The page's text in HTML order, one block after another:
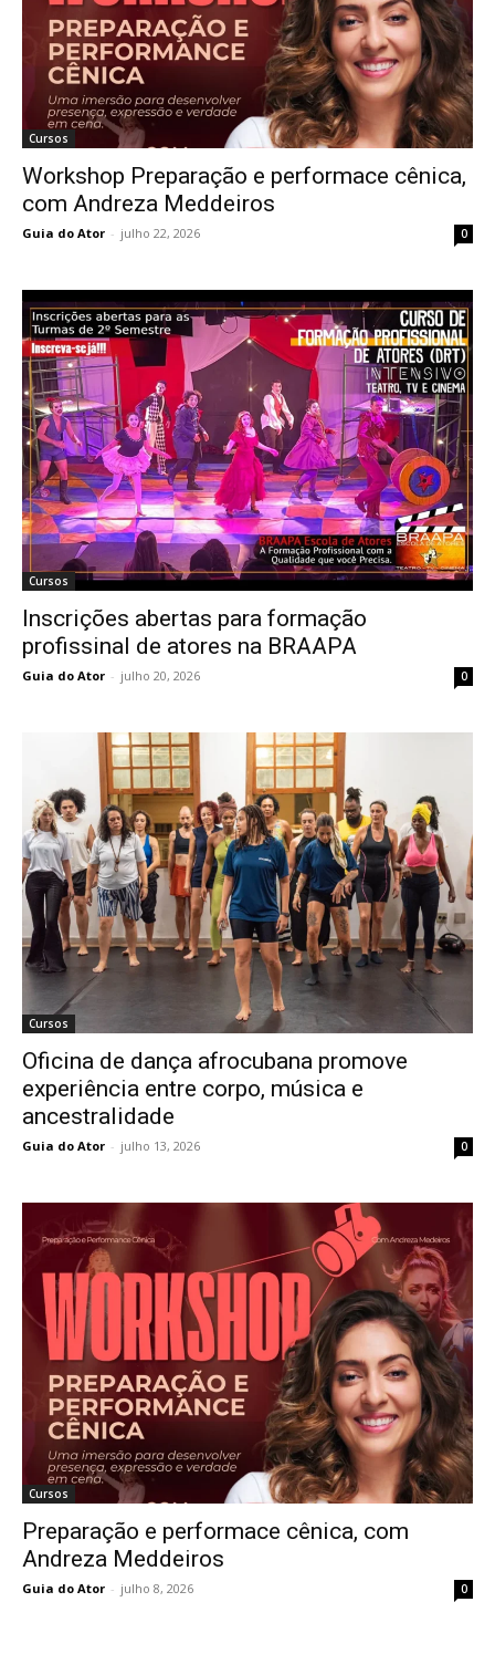
Cursos
Workshop Preparação e performace cênica,
com Andreza Meddeiros
Guia do Ator - julho 22, 2026 0
Cursos
Inscrições abertas para formação
profissinal de atores na BRAAPA
Guia do Ator - julho 20, 2026 0
Cursos
Oficina de dança afrocubana promove
experiência entre corpo, música e
ancestralidade
Guia do Ator - julho 13, 2026 0
Cursos
Preparação e performace cênica, com
Andreza Meddeiros
Guia do Ator - julho 8, 2026 0